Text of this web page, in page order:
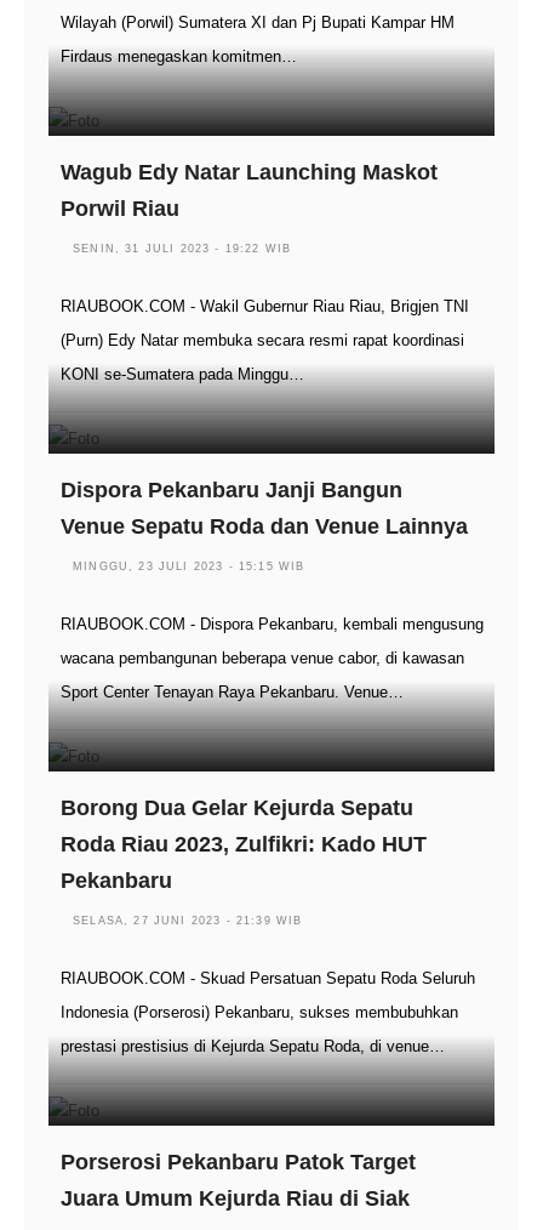
Wilayah (Porwil) Sumatera XI dan Pj Bupati Kampar HM
Firdaus menegaskan komitmen…
Wagub Edy Natar Launching Maskot
Porwil Riau
SENIN, 31 JULI 2023 - 19:22 WIB
RIAUBOOK.COM - Wakil Gubernur Riau Riau, Brigjen TNI
(Purn) Edy Natar membuka secara resmi rapat koordinasi
KONI se-Sumatera pada Minggu…
Dispora Pekanbaru Janji Bangun
Venue Sepatu Roda dan Venue Lainnya
MINGGU, 23 JULI 2023 - 15:15 WIB
RIAUBOOK.COM - Dispora Pekanbaru, kembali mengusung
wacana pembangunan beberapa venue cabor, di kawasan
Sport Center Tenayan Raya Pekanbaru. Venue…
Borong Dua Gelar Kejurda Sepatu
Roda Riau 2023, Zulfikri: Kado HUT
Pekanbaru
SELASA, 27 JUNI 2023 - 21:39 WIB
RIAUBOOK.COM - Skuad Persatuan Sepatu Roda Seluruh
Indonesia (Porserosi) Pekanbaru, sukses membubuhkan
prestasi prestisius di Kejurda Sepatu Roda, di venue…
Porserosi Pekanbaru Patok Target
Juara Umum Kejurda Riau di Siak